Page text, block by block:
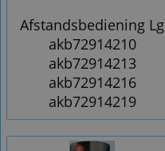
Afstandsbediening Lg
akb72914210
akb72914213
akb72914216
akb72914219